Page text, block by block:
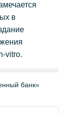
в
vitro.
банк»